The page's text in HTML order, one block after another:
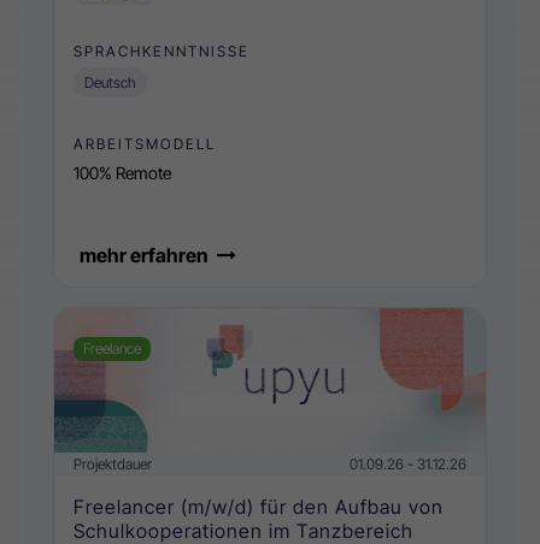
SPRACHKENNTNISSE
Deutsch
ARBEITSMODELL
100% Remote
mehr erfahren
Freelance
Projektdauer 01.09.26 - 31.12.26
Freelancer (m/w/d) für den Aufbau von
Schulkooperationen im Tanzbereich